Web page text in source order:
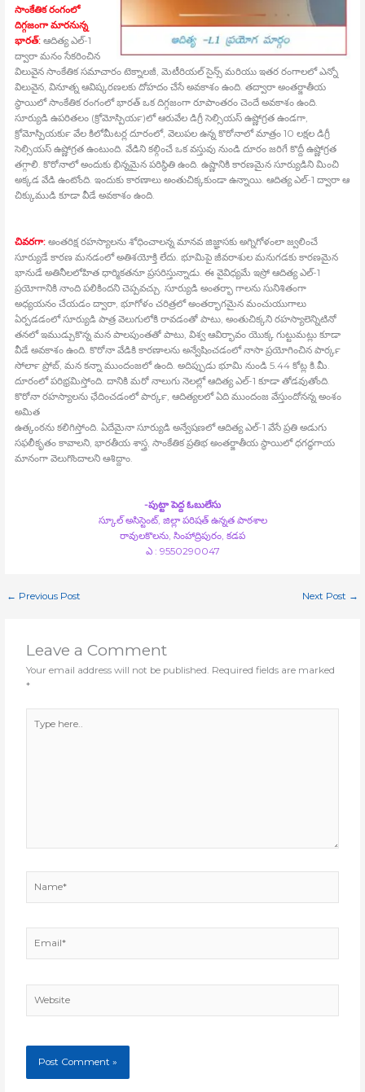
సాంకేతిక రంగంలో
దిగ్గజంగా మారనున్న
భారత్‍: ఆదిత్య ఎల్‍-1
ద్వారా మనం సేకరించిన
విలువైన సాంకేతిక సమాచారం టెక్నాలజీ, మెటీరియల్‍ సైన్స్ మరియు ఇతర రంగాలలో ఎన్నో
విలువైన, వినూత్న ఆవిష్కరణలకు దోహదం చేసే అవకాశం ఉంది. తద్వారా అంతర్జాతీయ
స్థాయిలో సాంకేతిక రంగంలో భారత్‍ ఒక దిగ్గజంగా రూపాంతరం చెందే అవకాశం ఉంది.
సూర్యుడి ఉపరితలం (క్రోమోస్పియర్‍)లో ఆరువేల డిగ్రీ సెల్సియస్‍ ఉష్ణోగ్రత ఉండగా,
క్రోమోస్పియర్‍కు వేల కిలోమీటర్ల దూరంలో, వెలుపల ఉన్న కొరోనాలో మాత్రం 10 లక్షల డిగ్రీ
సెల్సియస్‍ ఉష్ణోగ్రత ఉంటుంది. వేడిని కల్గించే ఒక వస్తువు నుండి దూరం జరిగే కొద్దీ ఉష్ణోగ్రత
తగ్గాలి. కొరోనాలో అందుకు భిన్నమైన పరిస్థితి ఉంది. ఉష్ణానికి కారణమైన సూర్యుడిని మించి
అక్కడ వేడి ఉంటోంది. ఇందుకు కారణాలు అంతుచిక్కకుండా ఉన్నాయి. ఆదిత్య ఎల్‍-1 ద్వారా ఆ
చిక్కుముడి కూడా వీడే అవకాశం ఉంది.
చివరగా:అంతరిక్ష రహస్యాలను శోధించాలన్న మానవ జిజ్ఞాసకు అగ్నిగోళంలా జ్వలించే
సూర్యుడే కారణ మనడంలో అతిశయోక్తి లేదు. భూమిపై జీవరాశుల మనుగడకు కారణమైన
భానుడే అతినీలలోహిత ధార్మికతనూ ప్రసరిస్తున్నాడు. ఈ వైవిధ్యమే ఇస్రో ఆదిత్య ఎల్‍-1
ప్రయోగానికి నాంది పలికిందని చెప్పవచ్చు. సూర్యుడి అంతర్భా గాలను సునిశితంగా
అధ్యయనం చేయడం ద్వారా, భూగోళం చరిత్రలో అంతర్భాగమైన మంచుయుగాలు
ఏర్పడడంలో సూర్యుడి పాత్ర వెలుగులోకి రావడంతో పాటు, అంతుచిక్కని రహస్యాలెన్నిటినో
తనలో ఇముడ్చుకొన్న మన పాలపుంతతో పాటు, విశ్వ ఆవిర్భావం యొక్క గుట్టుమట్లు కూడా
వీడే అవకాశం ఉంది. కొరోనా వేడికి కారణాలను అన్వేషించడంలో నాసా ప్రయోగించిన పార్కర్‍
సోలార్‍ ప్రోబ్‍, మన కన్నా ముందంజలో ఉంది. అదిప్పుడు భూమి నుండి 5.44 కోట్ల కి.మీ.
దూరంలో పరిభ్రమిస్తోంది. దానికి మరో నాలుగు నెలల్లో ఆదిత్య ఎల్‍-1 కూడా తోడవుతోంది.
కొరోనా రహస్యాలను ఛేదించడంలో పార్కర్‍, ఆదిత్యలలో ఏది ముందంజ వేస్తుందోనన్న అంశం
అమిత
ఉత్కంఠను కలిగిస్తోంది. ఏదేమైనా సూర్యుడి అన్వేషణలో ఆదిత్య ఎల్‍-1 వేసే ప్రతి అడుగు
సఫలీకృతం కావాలని, భారతీయ శాస్త్ర, సాంకేతిక ప్రతిభ అంతర్జాతీయ స్థాయిలో ధగద్ధగాయ
మానంగా వెలుగొందాలని ఆశిద్దాం.
-పుట్టా పెద్ద ఓబులేసు
స్కూల్‍ అసిస్టెంట్‍, జిల్లా పరిషత్‍ ఉన్నత పాఠశాల
రావులకొలను, సింహాద్రిపురం, కడప
ఎ : 9550290047
← Previous Post Next Post →
Leave a Comment
Your email address will not be published. Required fields are marked
*
here..